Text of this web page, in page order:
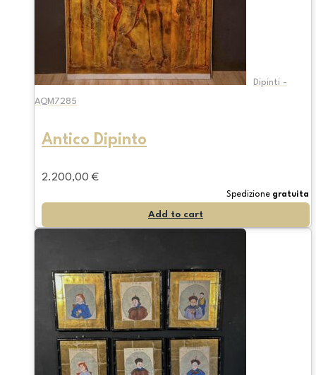
Dipinti -
AQM7285
Antico Dipinto
2.200,00 €
Spedizione gratuita
Add to cart